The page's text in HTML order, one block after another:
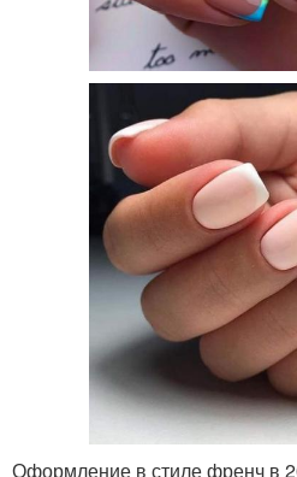
Оформление в стиле френч в